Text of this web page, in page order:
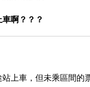
啊？？？
上車，但未乘區間